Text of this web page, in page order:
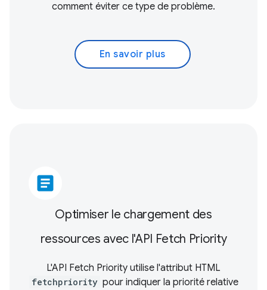
comment éviter ce type de problème.
En savoir plus
article
Optimiser le chargement des
ressources avec l'API Fetch Priority
L'API Fetch Priority utilise l'attribut HTML
fetchpriority pour indiquer la priorité relative